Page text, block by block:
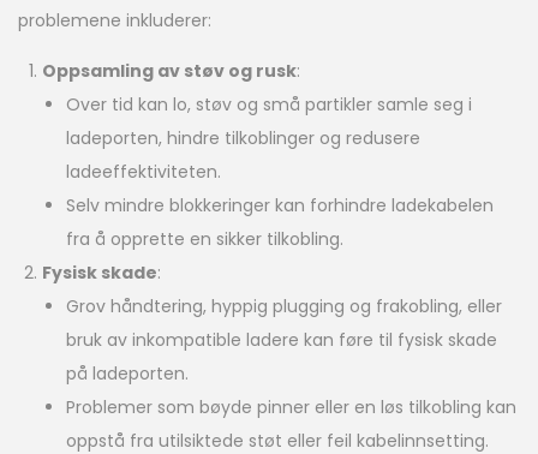
problemene inkluderer:
Oppsamling av støv og rusk:
Over tid kan lo, støv og små partikler samle seg i
ladeporten, hindre tilkoblinger og redusere
ladeeffektiviteten.
Selv mindre blokkeringer kan forhindre ladekabelen
fra å opprette en sikker tilkobling.
Fysisk skade:
Grov håndtering, hyppig plugging og frakobling, eller
bruk av inkompatible ladere kan føre til fysisk skade
på ladeporten.
Problemer som bøyde pinner eller en løs tilkobling kan
oppstå fra utilsiktede støt eller feil kabelinnsetting.